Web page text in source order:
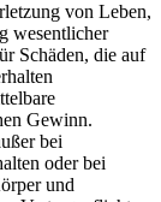
von Leben,
wesentlicher
Schäden, die auf
Gewinn.
bei
oder bei
und